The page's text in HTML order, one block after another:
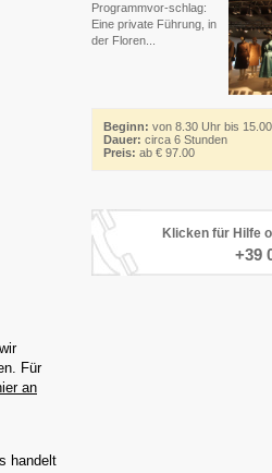
Für
an
handelt
Programmvor-schlag:
Eine private Führung, in
der Floren...
Beginn: von 8.30 Uhr bis
Dauer: circa 6 Stunden
Preis: ab € 97.00
Klicken für Hilfe
+39